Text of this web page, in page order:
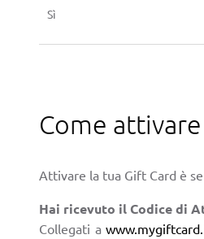
Sì
Come attivare
Attivare la tua Gift Card è
Hai ricevuto il Codice di
Collegati a